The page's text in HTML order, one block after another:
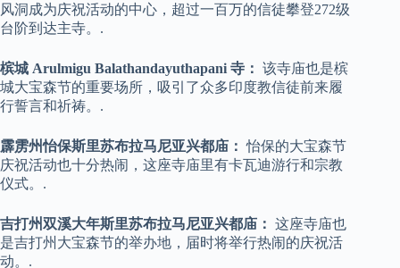
风洞成为庆祝活动的中心，超过一百万的信徒攀登272级
台阶到达主寺。.
槟城 Arulmigu Balathandayuthapani 寺： 该寺庙也是槟
城大宝森节的重要场所，吸引了众多印度教信徒前来履
行誓言和祈祷。.
霹雳州怡保斯里苏布拉马尼亚兴都庙： 怡保的大宝森节
庆祝活动也十分热闹，这座寺庙里有卡瓦迪游行和宗教
仪式。.
吉打州双溪大年斯里苏布拉马尼亚兴都庙： 这座寺庙也
是吉打州大宝森节的举办地，届时将举行热闹的庆祝活
动。.